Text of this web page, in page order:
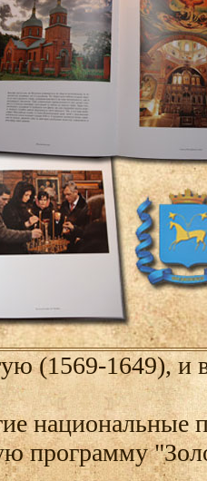
(1569-1649), и
национальные
программу